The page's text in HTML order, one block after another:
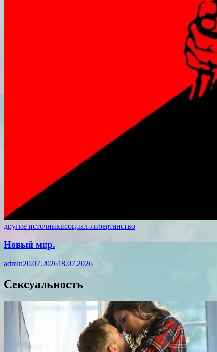
другие источникисоциал-либертанство
Новый мир.
admin20.07.202618.07.2026
Сексуальность